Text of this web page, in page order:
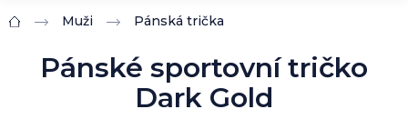
Domů Muži Pánská trička
Pánské sportovní tričko
Dark Gold